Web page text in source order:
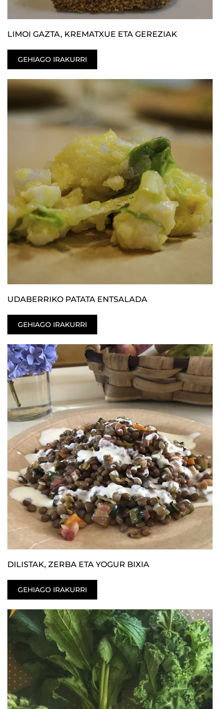
LIMOI GAZTA, KREMATXUE ETA GEREZIAK
GEHIAGO IRAKURRI
UDABERRIKO PATATA ENTSALADA
GEHIAGO IRAKURRI
DILISTAK, ZERBA ETA YOGUR BIXIA
GEHIAGO IRAKURRI